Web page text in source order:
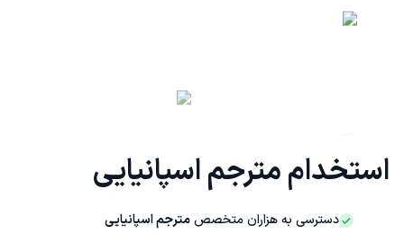
استخدام مترجم اسپانیایی
دسترسی به هزاران متخصصمترجم اسپانیایی